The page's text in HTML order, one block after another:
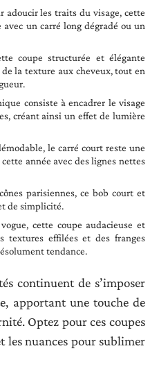
adoucir les traits du visage, cette
avec un carré long dégradé ou un
coupe structurée et élégante
la texture aux cheveux, tout en
consiste à encadrer le visage
créant ainsi un effet de lumière
le carré court reste une
année avec des lignes nettes
parisiennes, ce bob court et
de simplicité.
cette coupe audacieuse et
textures effilées et des franges
tendance.
continuent de s’imposer
apportant une touche de
Optez pour ces coupes
les nuances pour sublimer